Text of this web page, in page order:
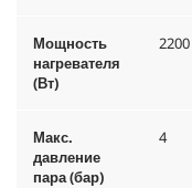
Мощность
нагревателя
(Вт)
2200
Макс.
давление
пара (бар)
4